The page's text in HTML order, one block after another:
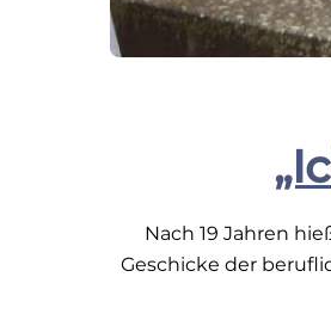
Nach 19 Jahren
Geschicke der